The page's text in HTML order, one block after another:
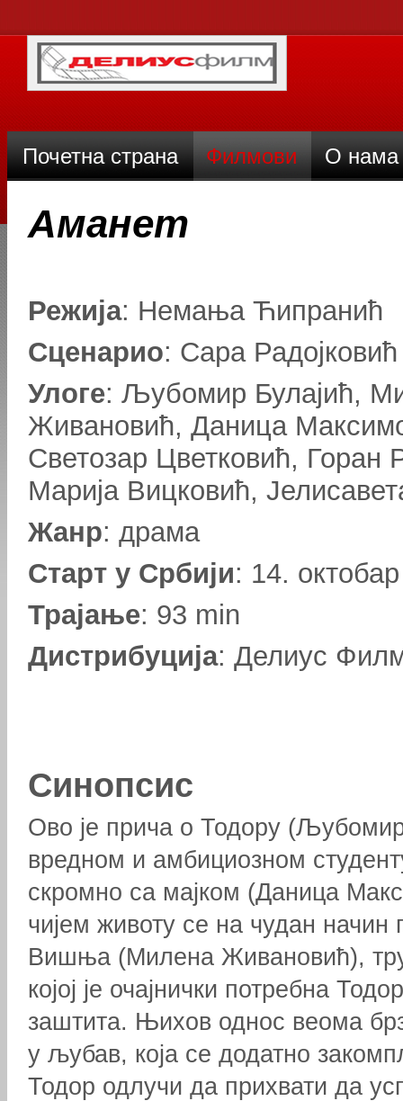
Почетна страна Филмови О нама
Аманет
Режија: Немања Ћипранић
Сценарио: Сара Радојковић
Улоге: Љубомир Булајић,
Живановић, Даница
Светозар Цветковић, Горан
Марија Вицковић,
Жанр: драма
Старт у Србији: 14.
Трајање: 93 min
Дистрибуција: Делиус
Синопсис
Ово је прича о Тодору
вредном и амбициозном
скромно са мајком (Даница
чијем животу се на чудан начин
Вишња (Милена Живановић),
којој је очајнички потребна
заштита. Њихов однос веома
у љубав, која се додатно
Тодор одлучи да прихвати да